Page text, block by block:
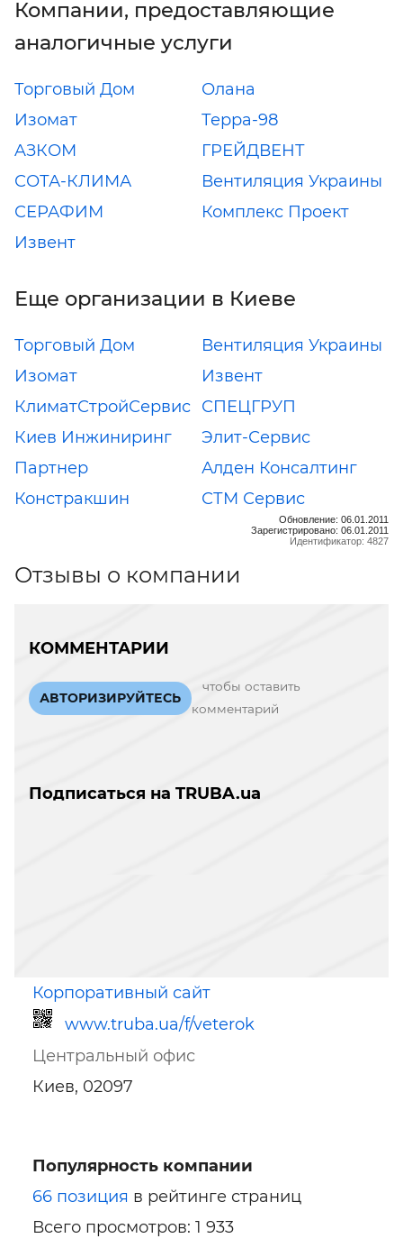
Компании, предоставляющие
аналогичные услуги
Торговый Дом
Изомат
Олана
Терра-98
AЗКОМ
ГРЕЙДВЕНТ
СОТА-КЛИМА
Вентиляция Украины
СЕРАФИМ
Комплекс Проект
Извент
Еще организации в Киеве
Торговый Дом
Изомат
Вентиляция Украины
Извент
КлиматСтройСервис СПЕЦГРУП
Киев Инжиниринг
Элит-Сервис
Партнер
Констракшин
Алден Консалтинг
СТМ Сервис
Обновление: 06.01.2011
Зарегистрировано: 06.01.2011
Идентификатор: 4827
Отзывы о компании
КОММЕНТАРИИ
АВТОРИЗИРУЙТЕСЬ
чтобы оставить
комментарий
Подписаться на TRUBA.ua
Корпоративный сайт
www.truba.ua/f/veterok
Ссылка для мобильных устройств
Центральный офис
Киев, 02097
Популярность компании
66 позиция в рейтинге страниц
Всего просмотров: 1 933